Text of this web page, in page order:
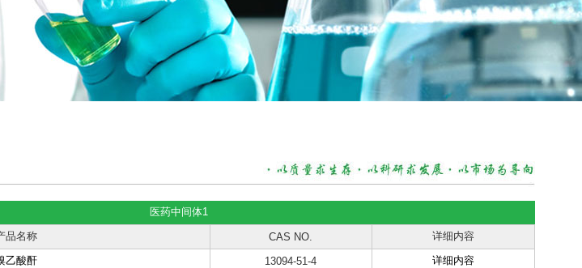
医药中间体1
品名称
CAS NO.
详细内容
乙酸酐
13094-51-4
详细内容